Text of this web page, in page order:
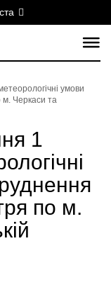
умови
м. Черкаси та
1
по м.